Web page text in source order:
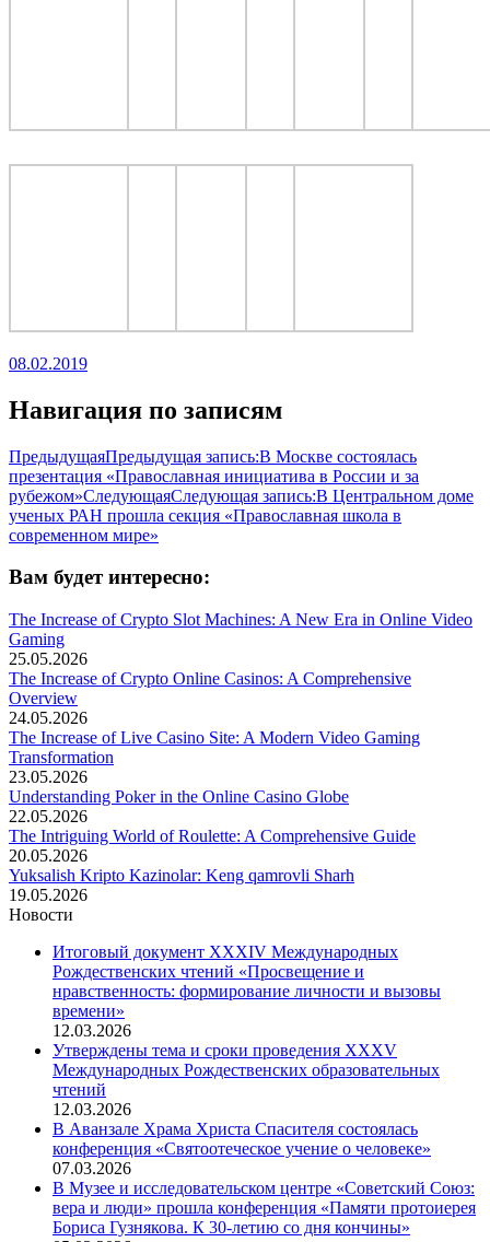
08.02.2019
Навигация по записям
ПредыдущаяПредыдущая запись:В Москве состоялась
презентация «Православная инициатива в России и за
рубежом»СледующаяСледующая запись:В Центральном доме
ученых РАН прошла секция «Православная школа в
современном мире»
Вам будет интересно:
The Increase of Crypto Slot Machines: A New Era in Online Video
Gaming
25.05.2026
The Increase of Crypto Online Casinos: A Comprehensive
Overview
24.05.2026
The Increase of Live Casino Site: A Modern Video Gaming
Transformation
23.05.2026
Understanding Poker in the Online Casino Globe
22.05.2026
The Intriguing World of Roulette: A Comprehensive Guide
20.05.2026
Yuksalish Kripto Kazinolar: Keng qamrovli Sharh
19.05.2026
Новости
Итоговый документ XXХIV Международных
Рождественских чтений «Просвещение и
нравственность: формирование личности и вызовы
времени»
12.03.2026
Утверждены тема и сроки проведения XXXV
Международных Рождественских образовательных
чтений
12.03.2026
В Аванзале Храма Христа Спасителя состоялась
конференция «Святоотеческое учение о человеке»
07.03.2026
В Музее и исследовательском центре «Советский Союз:
вера и люди» прошла конференция «Памяти протоиерея
Бориса Гузнякова. К 30-летию со дня кончины»